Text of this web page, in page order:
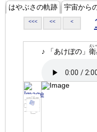
はやぶさの軌跡 宇宙から
<<< << <
♪ 「あけぼの」
えい